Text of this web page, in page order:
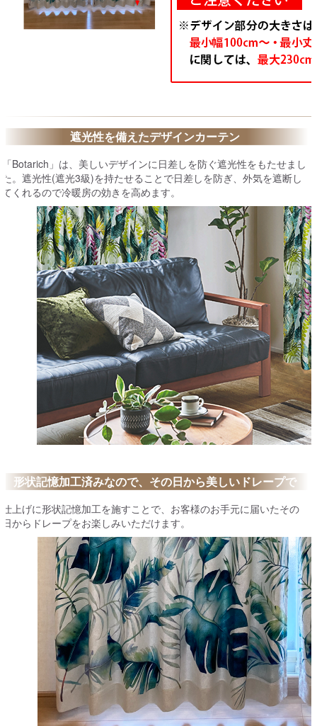
遮光性を備えたデザインカーテン
「Botarich」は、美しいデザインに日差しを防ぐ遮光性をもたせまし
た。遮光性(遮光3級)を持たせることで日差しを防ぎ、外気を遮断し
てくれるので冷暖房の効きを高めます。
形状記憶加工済みなので、その日から美しいドレープで
仕上げに形状記憶加工を施すことで、お客様のお手元に届いたその
日からドレープをお楽しみいただけます。